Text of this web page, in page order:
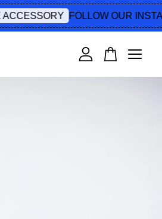
FOLLOW OUR
車目前還是空的。